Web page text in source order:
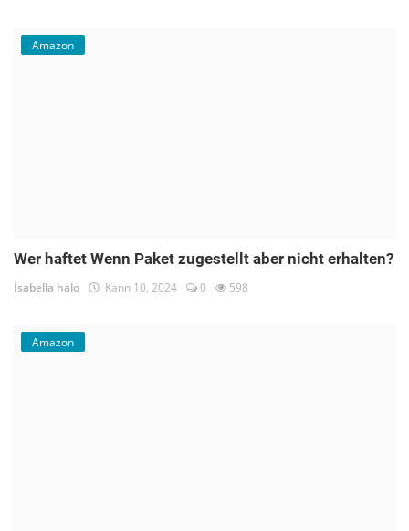
Amazon
Wer haftet Wenn Paket zugestellt aber nicht erhalten?
İsabella halo Kann 10, 2024 0 598
Amazon